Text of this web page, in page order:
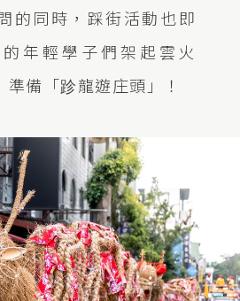
的同時，踩街活動也即
年輕學子們架起雲火
備「跈龍遊庄頭」！